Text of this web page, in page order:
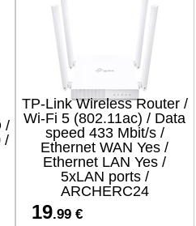
/
/
TP-Link Wireless Router /
Wi-Fi 5 (802.11ac) / Data
speed 433 Mbit/s /
Ethernet WAN Yes /
Ethernet LAN Yes /
5xLAN ports /
ARCHERC24
19.99 €